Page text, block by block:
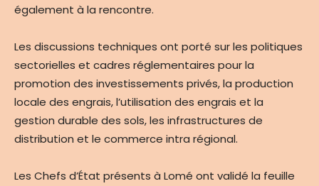
également à la rencontre.
Les discussions techniques ont porté sur les politiques
sectorielles et cadres réglementaires pour la
promotion des investissements privés, la production
locale des engrais, l’utilisation des engrais et la
gestion durable des sols, les infrastructures de
distribution et le commerce intra régional.
Les Chefs d’État présents à Lomé ont validé la feuille